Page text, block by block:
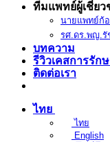
ทีมแพทย์ผู้เชี่ย
นายแพทย์ก้อ
รศ.ดร.พญ.รั
บทความ
รีวิวเคสการรัก
ติดต่อเรา
ไทย
ไทย
English